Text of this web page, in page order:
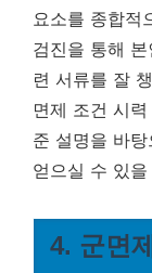
요소를 종합적
검진을 통해
련 서류를 잘
면제 조건 시
준 설명을 바
얻으실 수 있을
4. 군면